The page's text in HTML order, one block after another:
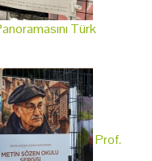
Türk
Prof.